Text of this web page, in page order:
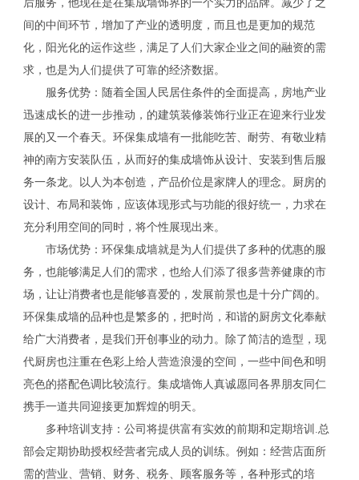
后服务，他现在是在集成墙饰界的一个实力的品牌。减少了之
间的中间环节，增加了产业的透明度，而且也是更加的规范
化，阳光化的运作这些，满足了人们大家企业之间的融资的需
求，也是为人们提供了可靠的经济数据。
服务优势：随着全国人民居住条件的全面提高，房地产业
迅速成长的进一步推动，的建筑装修装饰行业正在迎来行业发
展的又一个春天。环保集成墙有一批能吃苦、耐劳、有敬业精
神的南方安装队伍，从而好的集成墙饰从设计、安装到售后服
务一条龙。以人为本创造，产品价位是家牌人的理念。厨房的
设计、布局和装饰，应该体现形式与功能的很好统一，力求在
充分利用空间的同时，将个性展现出来。
市场优势：环保集成墙就是为人们提供了多种的优惠的服
务，也能够满足人们的需求，也给人们添了很多营养健康的市
场，让让消费者也是能够喜爱的，发展前景也是十分广阔的。
环保集成墙的品种也是繁多的，把时尚，和谐的厨房文化奉献
给广大消费者，是我们开创事业的动力。除了简洁的造型，现
代厨房也注重在色彩上给人营造浪漫的空间，一些中间色和明
亮色的搭配色调比较流行。集成墙饰人真诚愿同各界朋友同仁
携手一道共同迎接更加辉煌的明天。
多种培训支持：公司将提供富有实效的前期和定期培训.总
部会定期协助授权经营者完成人员的训练。例如：经营店面所
需的营业、营销、财务、税务、顾客服务等，各种形式的培